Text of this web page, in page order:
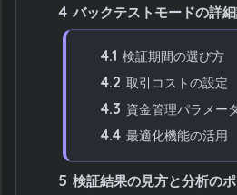
4 バックテストモードの詳
4.1 検証期間の選び方
4.2 取引コストの設定
4.3 資金管理パラメー
4.4 最適化機能の活用
5 検証結果の見方と分析の